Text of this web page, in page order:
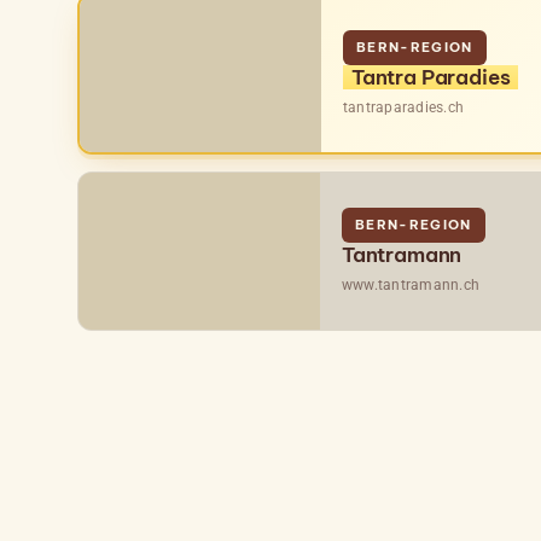
BERN-REGION
Tantra Paradies
tantraparadies.ch
BERN-REGION
Tantramann
www.tantramann.ch